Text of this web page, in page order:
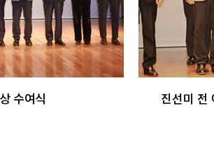
수여식 진선미 전